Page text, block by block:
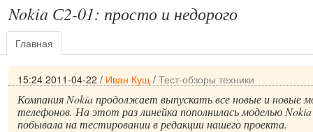
Nokia С2-01: просто и недорого
Главная
15:24 2011-04-22 / Иван Кущ / Тест-обзоры техники
Компания Nokia продолжает выпускать все новые и новые
телефонов. На этот раз линейка пополнилась моделью
побывала на тестировании в редакции нашего проекта.